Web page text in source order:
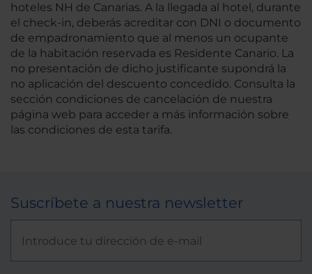
hoteles NH de Canarias. A la llegada al hotel, durante
el check-in, deberás acreditar con DNI o documento
de empadronamiento que al menos un ocupante
de la habitación reservada es Residente Canario. La
no presentación de dicho justificante supondrá la
no aplicación del descuento concedido. Consulta la
sección condiciones de cancelación de nuestra
página web para acceder a más información sobre
las condiciones de esta tarifa.
Suscríbete a nuestra newsletter